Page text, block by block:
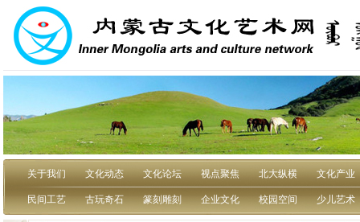
关于我们 文化动态 文化论坛 视点聚焦 北大纵横 文化产业
民间工艺 古玩奇石 篆刻雕刻 企业文化 校园空间 少儿艺术